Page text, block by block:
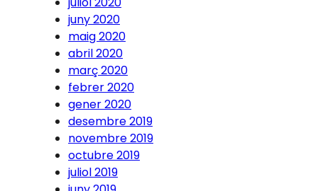
juny 2020
maig 2020
abril 2020
març 2020
febrer 2020
gener 2020
desembre 2019
novembre 2019
octubre 2019
juliol 2019